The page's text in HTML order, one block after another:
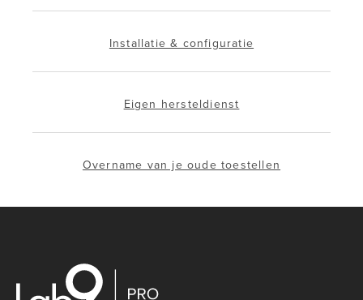
Installatie & configuratie
Eigen hersteldienst
Overname van je oude toestellen